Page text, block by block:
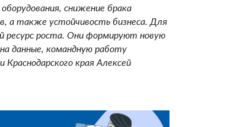
снижение брака
а также устойчивость бизнеса. Для
ресурс роста. Они формируют новую
данные, командную работу
края Алексей